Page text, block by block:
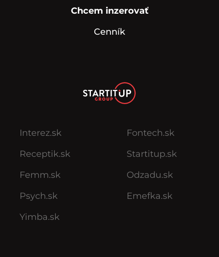
Chcem inzerovať
Cenník
Interez.sk
Receptik.sk
Femm.sk
Psych.sk
Yimba.sk
Fontech.sk
Startitup.sk
Odzadu.sk
Emefka.sk